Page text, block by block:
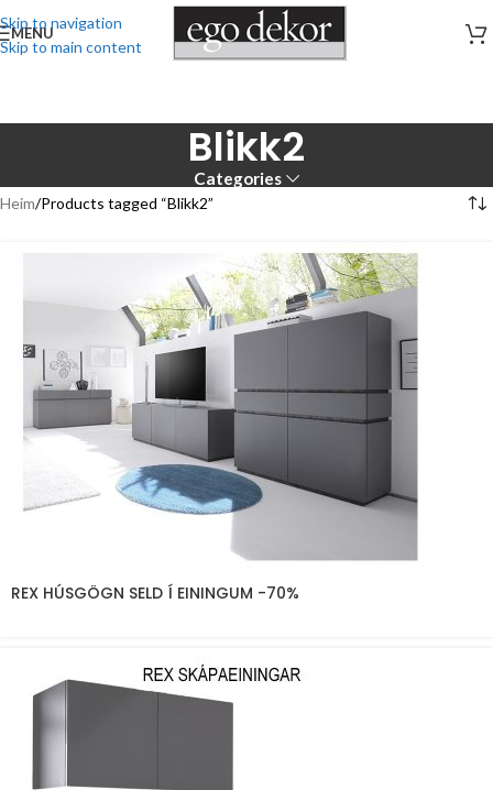
Skip to navigation
Skip to main content
MENU
Blikk2
Categories
Heim Products tagged “Blikk2”
REX HÚSGÖGN SELD Í EININGUM -70%